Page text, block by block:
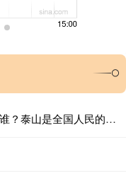
海顺优配 用边境线的标准围泰山，要防谁？泰山是全国人民的，请向西湖学习